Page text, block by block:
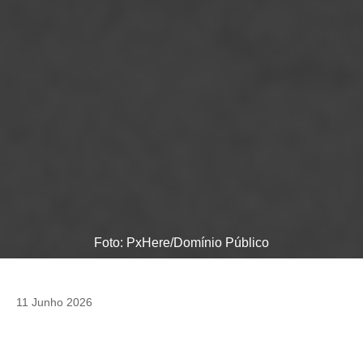
Foto: PxHere/Domínio Público
11 Junho 2026